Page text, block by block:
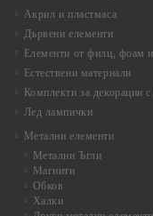
Акрил и пластмаса
Дървени елементи
Елементи от филц, фоам
Естествени материали
Комплекти за декорации
Лед лампички
Метални елементи
Метални Ъгли
Магнити
Обков
Халки